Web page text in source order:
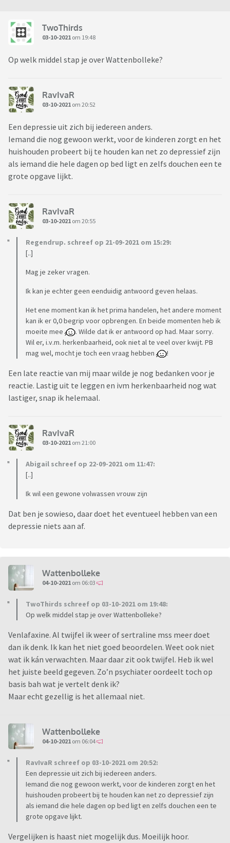
TwoThirds
03-10-2021 om 19:48
Op welk middel stap je over Wattenbolleke?
RavIvaR
03-10-2021 om 20:52
Een depressie uit zich bij iedereen anders.
Iemand die nog gewoon werkt, voor de kinderen zorgt en het
huishouden probeert bij te houden kan net zo depressief zijn
als iemand die hele dagen op bed ligt en zelfs douchen een te
grote opgave lijkt.
RavIvaR
03-10-2021 om 20:55
Regendrup. schreef op 21-09-2021 om 15:29:
[..]
Mag je zeker vragen.
Ik kan je echter geen eenduidig antwoord geven helaas.
Het ene moment kan ik het prima handelen, het andere moment
kan ik er 0,0 begrip voor opbrengen. En beide momenten heb ik
moeite mee
. Wilde dat ik er antwoord op had. Maar sorry.
Wil er, i.v.m. herkenbaarheid, ook niet al te veel over kwijt. PB
mag wel, mocht je toch een vraag hebben
!
Een late reactie van mij maar wilde je nog bedanken voor je
reactie. Lastig uit te leggen en ivm herkenbaarheid nog wat
lastiger, snap ik helemaal.
RavIvaR
03-10-2021 om 21:00
Abigail schreef op 22-09-2021 om 11:47:
[..]
Ik wil een gewone volwassen vrouw zijn
Dat ben je sowieso, daar doet het eventueel hebben van een
depressie niets aan af.
Wattenbolleke
04-10-2021 om 06:03
TwoThirds schreef op 03-10-2021 om 19:48:
Op welk middel stap je over Wattenbolleke?
Venlafaxine. Al twijfel ik weer of sertraline mss meer doet
dan ik denk. Ik kan het niet goed beoordelen. Weet ook niet
wat ik kán verwachten. Maar daar zit ook twijfel. Heb ik wel
het juiste beeld gegeven. Zo’n psychiater oordeelt toch op
basis bah wat je vertelt denk ik?
Maar echt gezellig is het allemaal niet.
Wattenbolleke
04-10-2021 om 06:04
RavIvaR schreef op 03-10-2021 om 20:52:
Een depressie uit zich bij iedereen anders.
Iemand die nog gewoon werkt, voor de kinderen zorgt en het
huishouden probeert bij te houden kan net zo depressief zijn
als iemand die hele dagen op bed ligt en zelfs douchen een te
grote opgave lijkt.
Vergelijken is haast niet mogelijk dus. Moeilijk hoor.